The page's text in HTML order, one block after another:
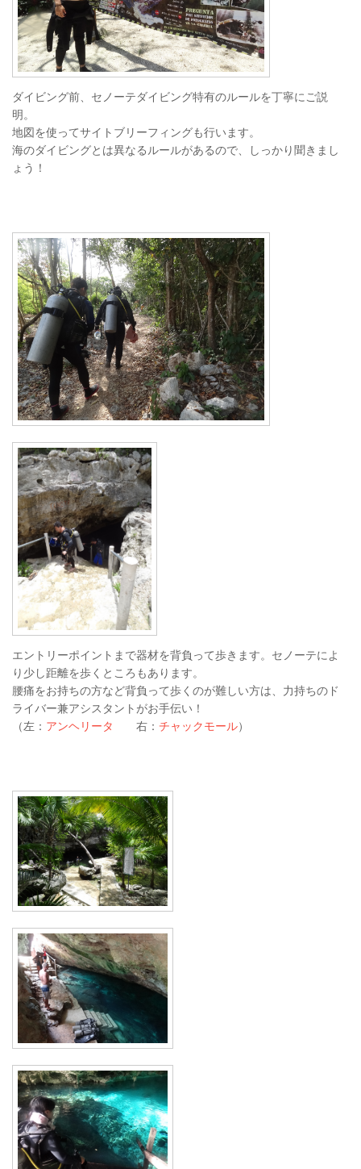
ダイビング前、セノーテダイビング特有のルールを丁寧にご説
明。
地図を使ってサイトブリーフィングも行います。
海のダイビングとは異なるルールがあるので、しっかり聞きまし
ょう！
エントリーポイントまで器材を背負って歩きます。セノーテによ
り少し距離を歩くところもあります。
腰痛をお持ちの方など背負って歩くのが難しい方は、力持ちのド
ライバー兼アシスタントがお手伝い！
（左： アンヘリータ 右： チャックモール）